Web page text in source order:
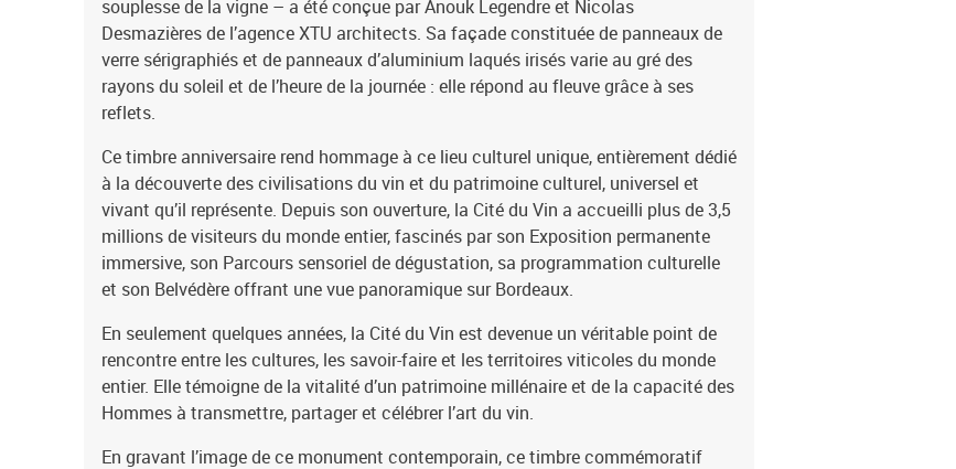
souplesse de la vigne – a été conçue par Anouk Legendre et Nicolas
Desmazières de l’agence XTU architects. Sa façade constituée de panneaux de
verre sérigraphiés et de panneaux d’aluminium laqués irisés varie au gré des
rayons du soleil et de l’heure de la journée : elle répond au fleuve grâce à ses
reflets.
Ce timbre anniversaire rend hommage à ce lieu culturel unique, entièrement dédié
à la découverte des civilisations du vin et du patrimoine culturel, universel et
vivant qu’il représente. Depuis son ouverture, la Cité du Vin a accueilli plus de 3,5
millions de visiteurs du monde entier, fascinés par son Exposition permanente
immersive, son Parcours sensoriel de dégustation, sa programmation culturelle
et son Belvédère offrant une vue panoramique sur Bordeaux.
En seulement quelques années, la Cité du Vin est devenue un véritable point de
rencontre entre les cultures, les savoir-faire et les territoires viticoles du monde
entier. Elle témoigne de la vitalité d’un patrimoine millénaire et de la capacité des
Hommes à transmettre, partager et célébrer l’art du vin.
En gravant l’image de ce monument contemporain, ce timbre commémoratif